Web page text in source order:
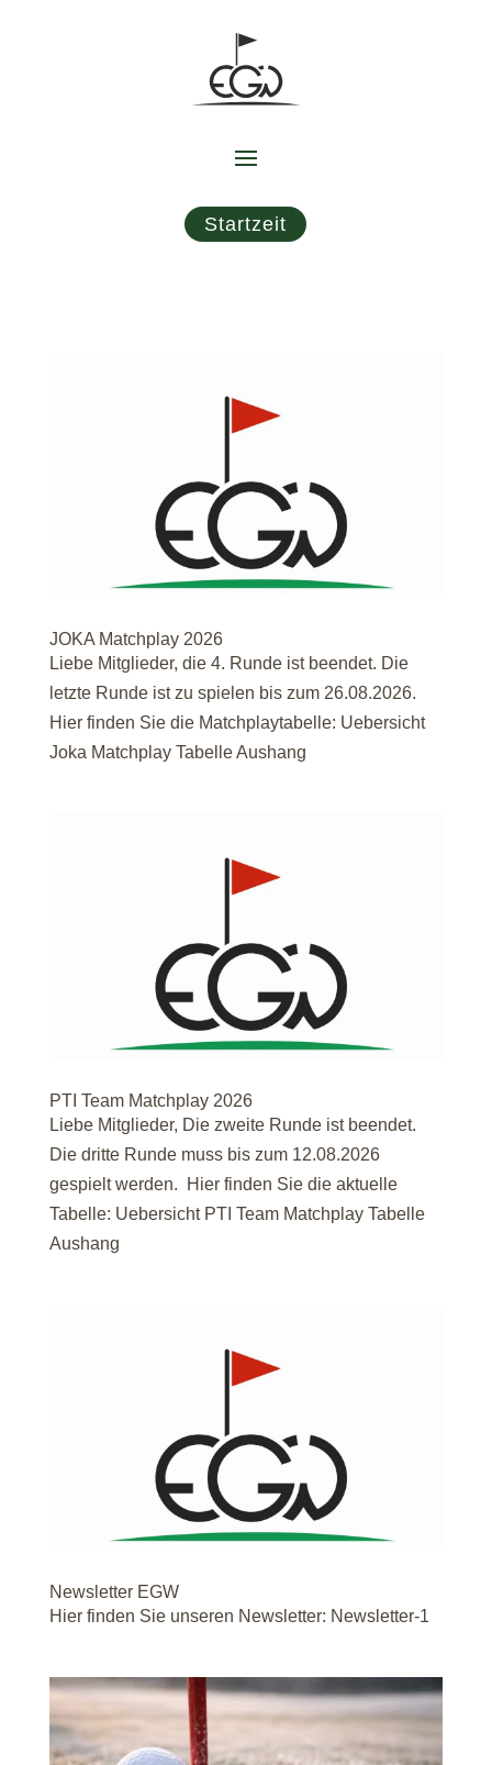
Startzeit
JOKA Matchplay 2026
Liebe Mitglieder, die 4. Runde ist beendet. Die
letzte Runde ist zu spielen bis zum 26.08.2026.
Hier finden Sie die Matchplaytabelle: Uebersicht
Joka Matchplay Tabelle Aushang
PTI Team Matchplay 2026
Liebe Mitglieder, Die zweite Runde ist beendet.
Die dritte Runde muss bis zum 12.08.2026
gespielt werden. Hier finden Sie die aktuelle
Tabelle: Uebersicht PTI Team Matchplay Tabelle
Aushang
Newsletter EGW
Hier finden Sie unseren Newsletter: Newsletter-1